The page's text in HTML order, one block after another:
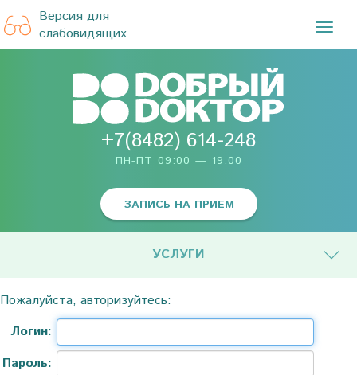
Версия для
слабовидящих
+7(8482) 614-248
ПН-ПТ 09:00 — 19.00
ЗАПИСЬ НА ПРИЕМ
УСЛУГИ
Пожалуйста, авторизуйтесь:
Логин:
Пароль: